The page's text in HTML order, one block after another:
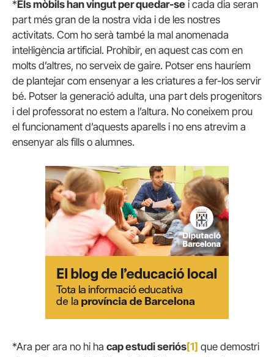
*Els mòbils han vingut per quedar-se i cada dia seran
part més gran de la nostra vida i de les nostres
activitats. Com ho serà també la mal anomenada
intel·ligència artificial. Prohibir, en aquest cas com en
molts d’altres, no serveix de gaire. Potser ens hauríem
de plantejar com ensenyar a les criatures a fer-los servir
bé. Potser la generació adulta, una part dels progenitors
i del professorat no estem a l’altura. No coneixem prou
el funcionament d’aquests aparells i no ens atrevim a
ensenyar als fills o alumnes.
*Ara per ara no hi ha cap estudi seriós[1] que demostri